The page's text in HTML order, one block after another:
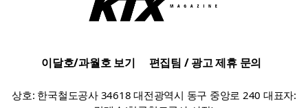
이달호/과월호 보기 편집팀 / 광고 제휴 문의
상호: 한국철도공사 34618 대전광역시 동구 중앙로 240 대표자: